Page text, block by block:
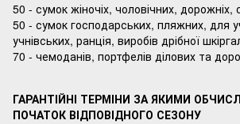
50 - сумок жіночіх, чоловічних, дорожніх,
50 - сумок господарських, пляжних, для
учнівських, ранція, виробів дрібної
70 - чемоданів, портфелів ділових та
ГАРАНТІЙНІ ТЕРМІНИ ЗА ЯКИМИ
ПОЧАТОК ВІДПОВІДНОГО СЕЗОНУ